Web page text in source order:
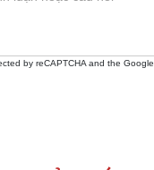
by reCAPTCHA and the Google